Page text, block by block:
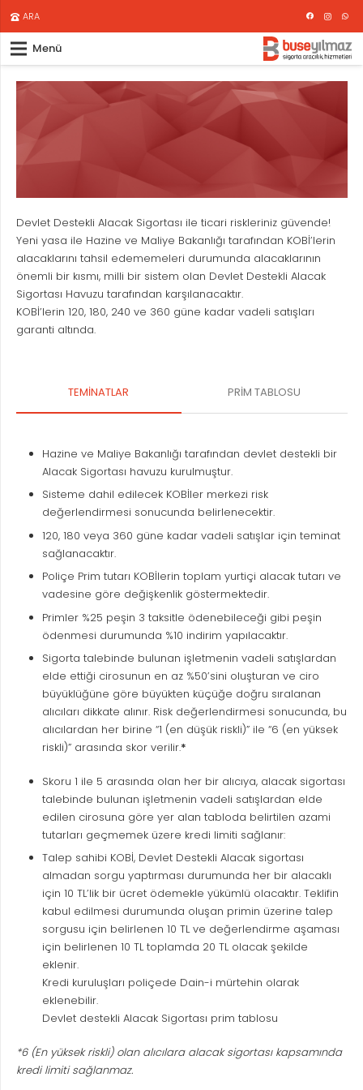
ARA
Menü
Devlet Destekli Alacak Sigortası ile ticari riskleriniz güvende!
Yeni yasa ile Hazine ve Maliye Bakanlığı tarafından KOBİ’lerin
alacaklarını tahsil edememeleri durumunda alacaklarının
önemli bir kısmı, milli bir sistem olan Devlet Destekli Alacak
Sigortası Havuzu tarafından karşılanacaktır.
KOBİ’lerin 120, 180, 240 ve 360 güne kadar vadeli satışları
garanti altında.
TEMINATLAR PRIM TABLOSU
Hazine ve Maliye Bakanlığı tarafından devlet destekli bir
Alacak Sigortası havuzu kurulmuştur.
Sisteme dahil edilecek KOBİler merkezi risk
değerlendirmesi sonucunda belirlenecektir.
120, 180 veya 360 güne kadar vadeli satışlar için teminat
sağlanacaktır.
Poliçe Prim tutarı KOBİlerin toplam yurtiçi alacak tutarı ve
vadesine göre değişkenlik göstermektedir.
Primler %25 peşin 3 taksitle ödenebileceği gibi peşin
ödenmesi durumunda %10 indirim yapılacaktır.
Sigorta talebinde bulunan işletmenin vadeli satışlardan
elde ettiği cirosunun en az %50’sini oluşturan ve ciro
büyüklüğüne göre büyükten küçüğe doğru sıralanan
alıcıları dikkate alınır. Risk değerlendirmesi sonucunda, bu
alıcılardan her birine “1 (en düşük riskli)” ile “6 (en yüksek
riskli)” arasında skor verilir.*
Skoru 1 ile 5 arasında olan her bir alıcıya, alacak sigortası
talebinde bulunan işletmenin vadeli satışlardan elde
edilen cirosuna göre yer alan tabloda belirtilen azami
tutarları geçmemek üzere kredi limiti sağlanır:
Talep sahibi KOBİ, Devlet Destekli Alacak sigortası
almadan sorgu yaptırması durumunda her bir alacaklı
için 10 TL’lik bir ücret ödemekle yükümlü olacaktır. Teklifin
kabul edilmesi durumunda oluşan primin üzerine talep
sorgusu için belirlenen 10 TL ve değerlendirme aşaması
için belirlenen 10 TL toplamda 20 TL olacak şekilde
eklenir.
Kredi kuruluşları poliçede Dain-i mürtehin olarak
eklenebilir.
Devlet destekli Alacak Sigortası prim tablosu
*6 (En yüksek riskli) olan alıcılara alacak sigortası kapsamında
kredi limiti sağlanmaz.